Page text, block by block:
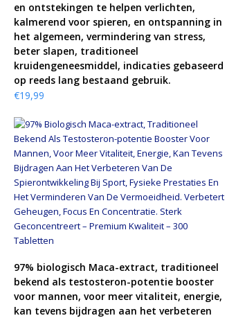
en ontstekingen te helpen verlichten,
kalmerend voor spieren, en ontspanning in
het algemeen, vermindering van stress,
beter slapen, traditioneel
kruidengeneesmiddel, indicaties gebaseerd
op reeds lang bestaand gebruik.
€19,99
KOOP PRODUCT
97% biologisch Maca-extract, traditioneel
bekend als testosteron-potentie booster
voor mannen, voor meer vitaliteit, energie,
kan tevens bijdragen aan het verbeteren